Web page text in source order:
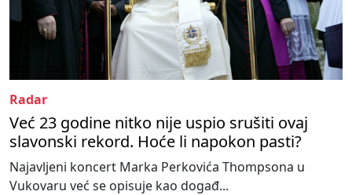
Radar
Već 23 godine nitko nije uspio srušiti ovaj
slavonski rekord. Hoće li napokon pasti?
Najavljeni koncert Marka Perkovića Thompsona u
Vukovaru već se opisuje kao događ...